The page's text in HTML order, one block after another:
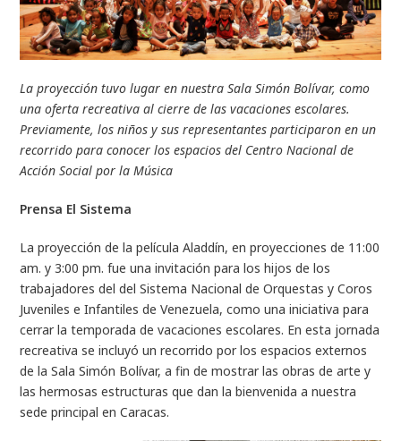
La proyección tuvo lugar en nuestra Sala Simón Bolívar, como
una oferta recreativa al cierre de las vacaciones escolares.
Previamente, los niños y sus representantes participaron en un
recorrido para conocer los espacios del Centro Nacional de
Acción Social por la Música
Prensa El Sistema
La proyección de la película Aladdín, en proyecciones de 11:00
am. y 3:00 pm. fue una invitación para los hijos de los
trabajadores del del Sistema Nacional de Orquestas y Coros
Juveniles e Infantiles de Venezuela, como una iniciativa para
cerrar la temporada de vacaciones escolares. En esta jornada
recreativa se incluyó un recorrido por los espacios externos
de la Sala Simón Bolívar, a fin de mostrar las obras de arte y
las hermosas estructuras que dan la bienvenida a nuestra
sede principal en Caracas.